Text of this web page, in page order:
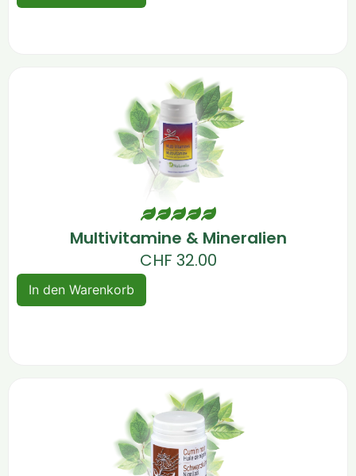
Multivitamine & Mineralien
CHF 32.00
In den Warenkorb